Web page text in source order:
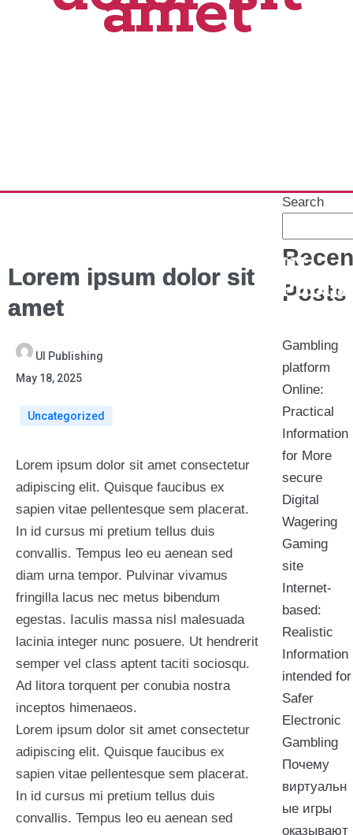
Lorem ipsum dolor sit
amet
UI Publishing
May 18, 2025
Uncategorized
Lorem ipsum dolor sit amet consectetur
adipiscing elit. Quisque faucibus ex
sapien vitae pellentesque sem placerat.
In id cursus mi pretium tellus duis
convallis. Tempus leo eu aenean sed
diam urna tempor. Pulvinar vivamus
fringilla lacus nec metus bibendum
egestas. Iaculis massa nisl malesuada
lacinia integer nunc posuere. Ut hendrerit
semper vel class aptent taciti sociosqu.
Ad litora torquent per conubia nostra
inceptos himenaeos.
Lorem ipsum dolor sit amet consectetur
adipiscing elit. Quisque faucibus ex
sapien vitae pellentesque sem placerat.
In id cursus mi pretium tellus duis
convallis. Tempus leo eu aenean sed
Search
Posts
Gambling
platform
Online:
Practical
Information
for More
secure
Digital
Wagering
Gaming
site
Internet-
based:
Realistic
Information
intended for
Safer
Electronic
Gambling
Почему
виртуальн
ые игры
оказывают
UI